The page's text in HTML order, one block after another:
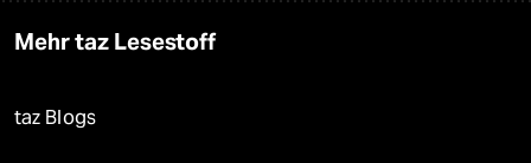
Mehr taz Lesestoff
taz Blogs